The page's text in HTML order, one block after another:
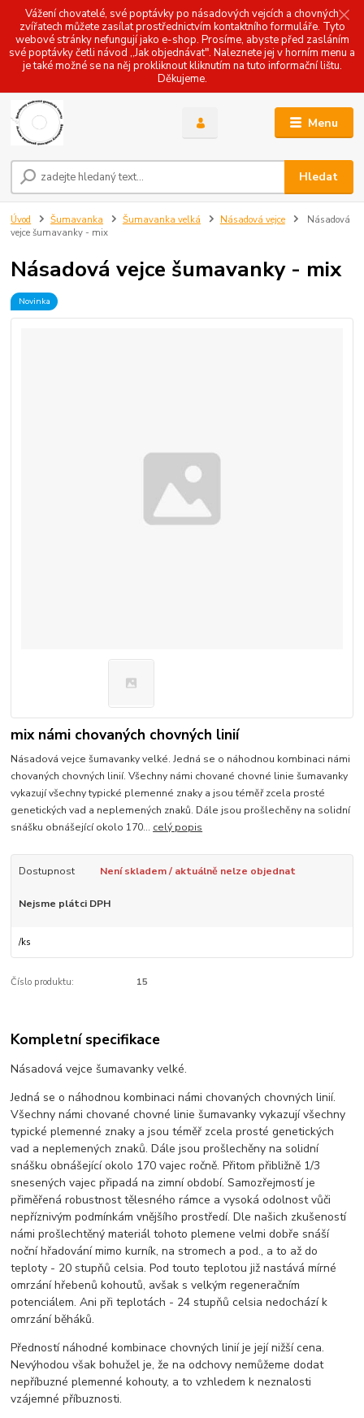
Vážení chovatelé, své poptávky po násadových vejcích a chovných
zvířatech můžete zasílat prostřednictvím kontaktního formuláře. Tyto
webové stránky nefungují jako e-shop. Prosíme, abyste před zasláním
své poptávky četli návod ,,Jak objednávat". Naleznete jej v horním menu a
je také možné se na něj prokliknout kliknutím na tuto informační lištu.
Děkujeme.
Menu
Hledat
Úvod Šumavanka Šumavanka velká Násadová vejce
Násadová
vejce šumavanky - mix
Násadová vejce šumavanky - mix
Novinka
mix námi chovaných chovných linií
Násadová vejce šumavanky velké. Jedná se o náhodnou kombinaci námi
chovaných chovných linií. Všechny námi chované chovné linie šumavanky
vykazují všechny typické plemenné znaky a jsou téměř zcela prosté
genetických vad a neplemených znaků. Dále jsou prošlechěny na solidní
snášku obnášející okolo 170... celý popis
Dostupnost Není skladem / aktuálně nelze objednat
Nejsme plátci DPH
/ks
Číslo produktu: 15
Kompletní specifikace
Násadová vejce šumavanky velké.
Jedná se o náhodnou kombinaci námi chovaných chovných linií.
Všechny námi chované chovné linie šumavanky vykazují všechny
typické plemenné znaky a jsou téměř zcela prosté genetických
vad a neplemených znaků. Dále jsou prošlechěny na solidní
snášku obnášející okolo 170 vajec ročně. Přitom přibližně 1/3
snesených vajec připadá na zimní období. Samozřejmostí je
přiměřená robustnost tělesného rámce a vysoká odolnost vůči
nepříznivým podmínkám vnějšího prostředí. Dle našich zkušeností
námi prošlechtěný materiál tohoto plemene velmi dobře snáší
noční hřadování mimo kurník, na stromech a pod., a to až do
teploty - 20 stupňů celsia. Pod touto teplotou již nastává mírné
omrzání hřebenů kohoutů, avšak s velkým regeneračním
potenciálem. Ani při teplotách - 24 stupňů celsia nedochází k
omrzání běháků.
Předností náhodné kombinace chovných linií je její nižší cena.
Nevýhodou však bohužel je, že na odchovy nemůžeme dodat
nepříbuzné plemenné kohouty, a to vzhledem k neznalosti
vzájemné příbuznosti.